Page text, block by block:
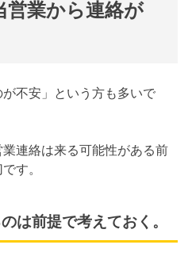
営業から連絡が
が不安」という方も多いで
連絡は来る可能性がある前
す。
は前提で考えておく。